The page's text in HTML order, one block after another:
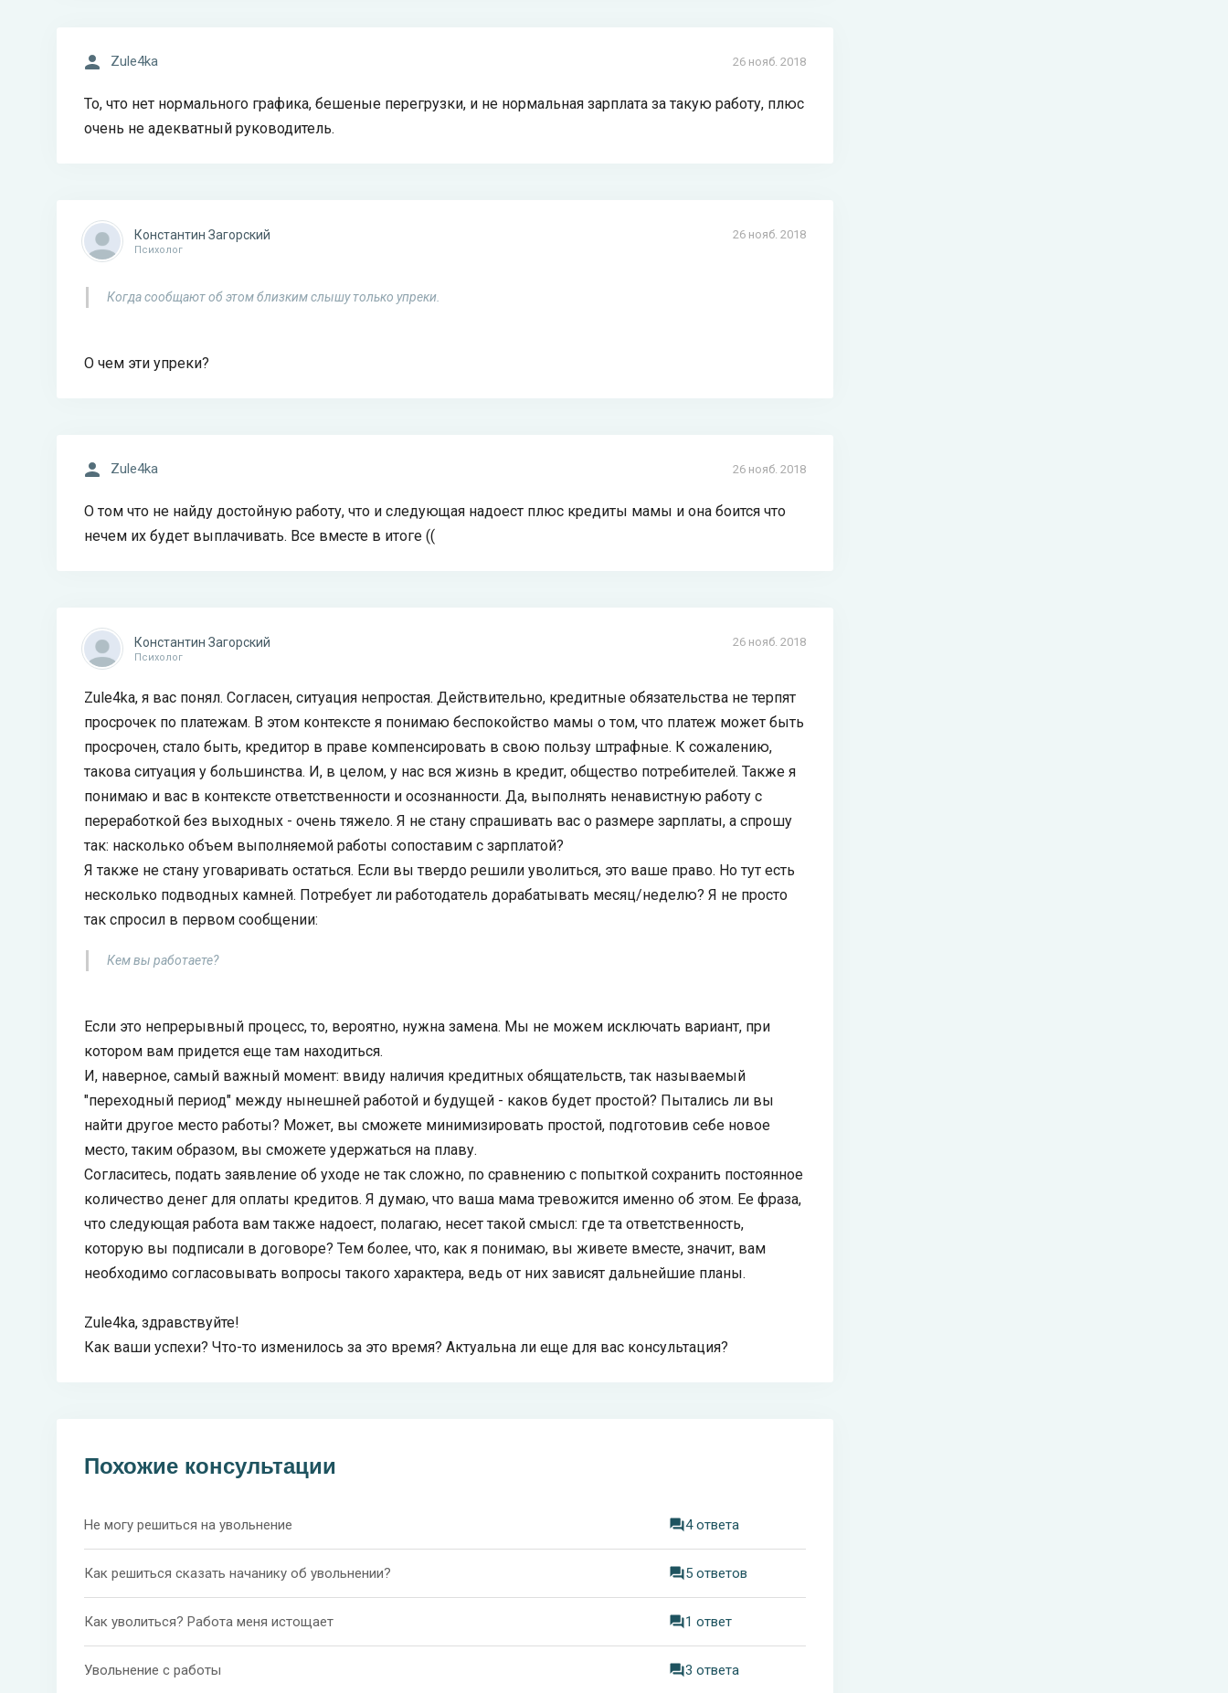
26 нояб. 2018
Zule4ka
То, что нет нормального графика, бешеные перегрузки, и не нормальная зарплата за такую работу, плюс
очень не адекватный руководитель.
26 нояб. 2018
Константин Загорский
Психолог
Когда сообщают об этом близким слышу только упреки.
О чем эти упреки?
26 нояб. 2018
Zule4ka
О том что не найду достойную работу, что и следующая надоест плюс кредиты мамы и она боится что
нечем их будет выплачивать. Все вместе в итоге ((
26 нояб. 2018
Константин Загорский
Психолог
Zule4ka, я вас понял. Согласен, ситуация непростая. Действительно, кредитные обязательства не терпят
просрочек по платежам. В этом контексте я понимаю беспокойство мамы о том, что платеж может быть
просрочен, стало быть, кредитор в праве компенсировать в свою пользу штрафные. К сожалению,
такова ситуация у большинства. И, в целом, у нас вся жизнь в кредит, общество потребителей. Также я
понимаю и вас в контексте ответственности и осознанности. Да, выполнять ненавистную работу с
переработкой без выходных - очень тяжело. Я не стану спрашивать вас о размере зарплаты, а спрошу
так: насколько объем выполняемой работы сопоставим с зарплатой?
Я также не стану уговаривать остаться. Если вы твердо решили уволиться, это ваше право. Но тут есть
несколько подводных камней. Потребует ли работодатель дорабатывать месяц/неделю? Я не просто
так спросил в первом сообщении:
Кем вы работаете?
Если это непрерывный процесс, то, вероятно, нужна замена. Мы не можем исключать вариант, при
котором вам придется еще там находиться.
И, наверное, самый важный момент: ввиду наличия кредитных обящательств, так называемый
"переходный период" между нынешней работой и будущей - каков будет простой? Пытались ли вы
найти другое место работы? Может, вы сможете минимизировать простой, подготовив себе новое
место, таким образом, вы сможете удержаться на плаву.
Согласитесь, подать заявление об уходе не так сложно, по сравнению с попыткой сохранить постоянное
количество денег для оплаты кредитов. Я думаю, что ваша мама тревожится именно об этом. Ее фраза,
что следующая работа вам также надоест, полагаю, несет такой смысл: где та ответственность,
которую вы подписали в договоре? Тем более, что, как я понимаю, вы живете вместе, значит, вам
необходимо согласовывать вопросы такого характера, ведь от них зависят дальнейшие планы.
Zule4ka, здравствуйте!
Как ваши успехи? Что-то изменилось за это время? Актуальна ли еще для вас консультация?
Похожие консультации
Не могу решиться на увольнение 4 ответа
Как решиться сказать начанику об увольнении? 5 ответов
Как уволиться? Работа меня истощает 1 ответ
Увольнение с работы 3 ответа